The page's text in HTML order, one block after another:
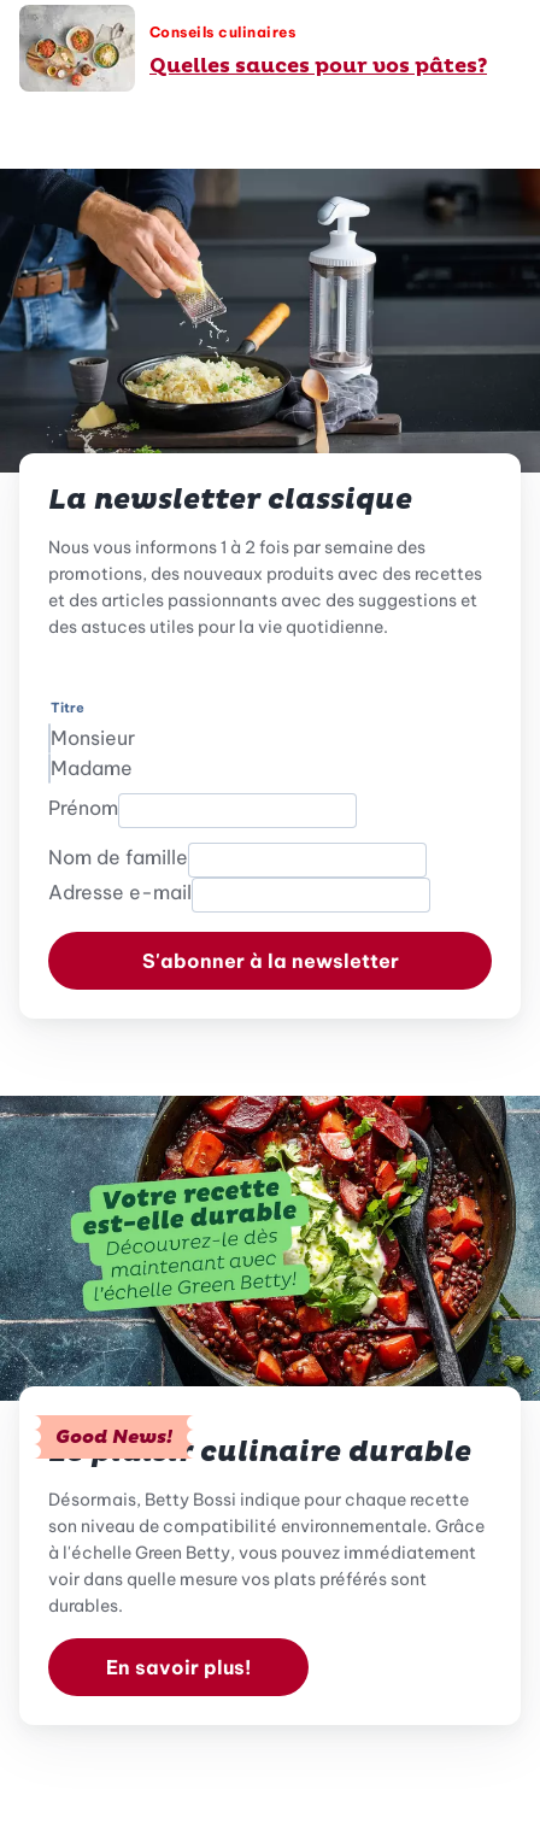
Conseils culinaires
Quelles sauces pour vos pâtes?
La newsletter classique
Nous vous informons 1 à 2 fois par semaine des
promotions, des nouveaux produits avec des recettes
et des articles passionnants avec des suggestions et
des astuces utiles pour la vie quotidienne.
Titre
Monsieur
Madame
Prénom
Nom de famille
Adresse e-mail
S'abonner à la newsletter
Good News!
Le plaisir culinaire durable
Désormais, Betty Bossi indique pour chaque recette
son niveau de compatibilité environnementale. Grâce
à l'échelle Green Betty, vous pouvez immédiatement
voir dans quelle mesure vos plats préférés sont
durables.
En savoir plus!